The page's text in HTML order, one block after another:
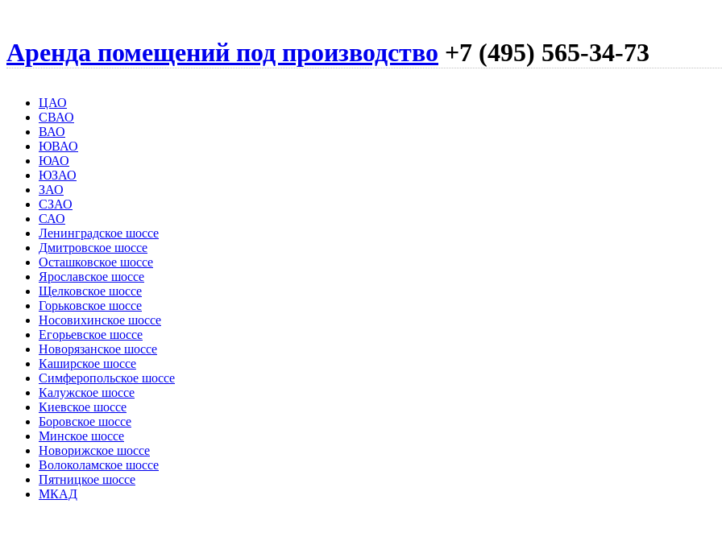
Аренда помещений под производство +7 (495) 565-34-73
ЦАО
СВАО
ВАО
ЮВАО
ЮАО
ЮЗАО
ЗАО
СЗАО
САО
Ленинградское шоссе
Дмитровское шоссе
Осташковское шоссе
Ярославское шоссе
Щелковское шоссе
Горьковское шоссе
Носовихинское шоссе
Егорьевское шоссе
Новорязанское шоссе
Каширское шоссе
Симферопольское шоссе
Калужское шоссе
Киевское шоссе
Боровское шоссе
Минское шоссе
Новорижское шоссе
Волоколамское шоссе
Пятницкое шоссе
МКАД